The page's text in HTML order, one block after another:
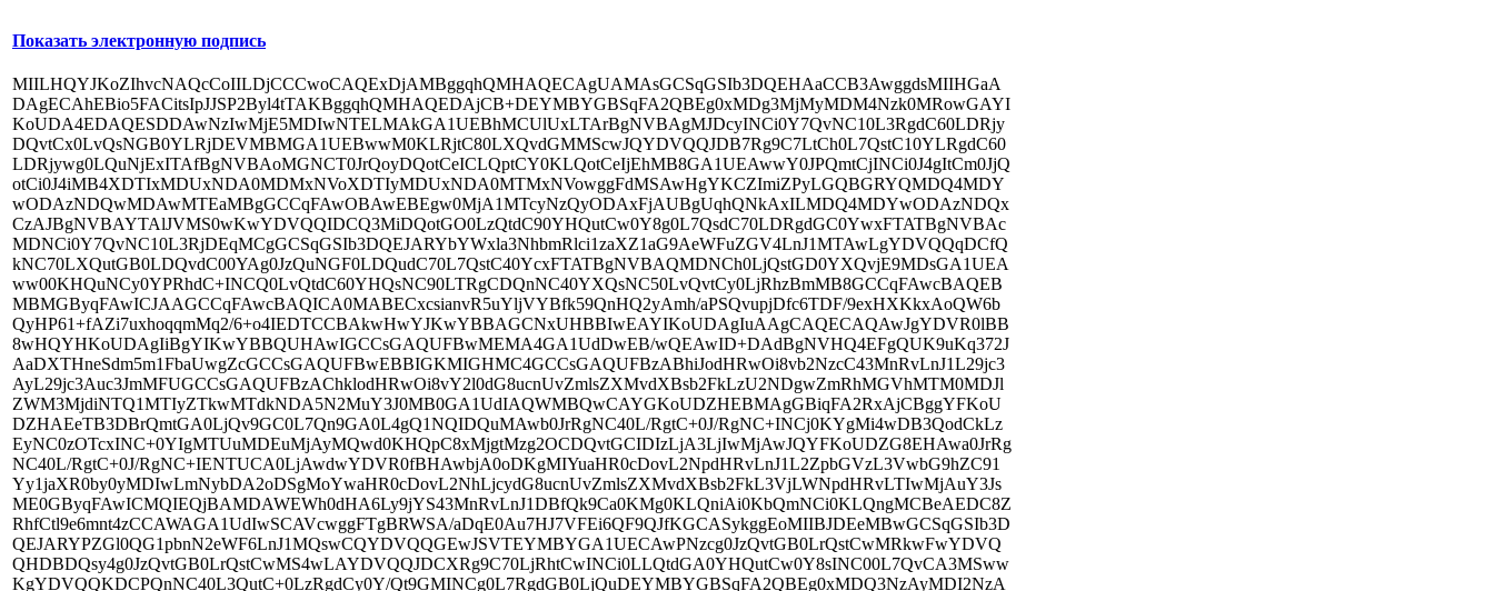
Показать электронную подпись
MIILHQYJKoZIhvcNAQcCoIILDjCCCwoCAQExDjAMBggqhQMHAQECAgUAMAsGCSqGSIb3DQEHAaCCB3AwggdsMIIHGaA
DAgECAhEBio5FACitsIpJJSP2Byl4tTAKBggqhQMHAQEDAjCB+DEYMBYGBSqFA2QBEg0xMDg3MjMyMDM4Nzk0MRowGAYI
KoUDA4EDAQESDDAwNzIwMjE5MDIwNTELMAkGA1UEBhMCUlUxLTArBgNVBAgMJDcyINCi0Y7QvNC10L3RgdC60LDRjy
DQvtCx0LvQsNGB0YLRjDEVMBMGA1UEBwwM0KLRjtC80LXQvdGMMScwJQYDVQQJDB7Rg9C7LtCh0L7QstC10YLRgdC60
LDRjywg0LQuNjExITAfBgNVBAoMGNCT0JrQoyDQotCeICLQptCY0KLQotCeIjEhMB8GA1UEAwwY0JPQmtCjINCi0J4gItCm0JjQ
otCi0J4iMB4XDTIxMDUxNDA0MDMxNVoXDTIyMDUxNDA0MTMxNVowggFdMSAwHgYKCZImiZPyLGQBGRYQMDQ4MDY
wODAzNDQwMDAwMTEaMBgGCCqFAwOBAwEBEgw0MjA1MTcyNzQyODAxFjAUBgUqhQNkAxILMDQ4MDYwODAzNDQx
CzAJBgNVBAYTAlJVMS0wKwYDVQQIDCQ3MiDQotGO0LzQtdC90YHQutCw0Y8g0L7QsdC70LDRgdGC0YwxFTATBgNVBAc
MDNCi0Y7QvNC10L3RjDEqMCgGCSqGSIb3DQEJARYbYWxla3NhbmRlci1zaXZ1aG9AeWFuZGV4LnJ1MTAwLgYDVQQqDCfQ
kNC70LXQutGB0LDQvdC00YAg0JzQuNGF0LDQudC70L7QstC40YcxFTATBgNVBAQMDNCh0LjQstGD0YXQvjE9MDsGA1UEA
ww00KHQuNCy0YPRhdC+INCQ0LvQtdC60YHQsNC90LTRgCDQnNC40YXQsNC50LvQvtCy0LjRhzBmMB8GCCqFAwcBAQEB
MBMGByqFAwICJAAGCCqFAwcBAQICA0MABECxcsianvR5uYljVYBfk59QnHQ2yAmh/aPSQvupjDfc6TDF/9exHXKkxAoQW6b
QyHP61+fAZi7uxhoqqmMq2/6+o4IEDTCCBAkwHwYJKwYBBAGCNxUHBBIwEAYIKoUDAgIuAAgCAQECAQAwJgYDVR0lBB
8wHQYHKoUDAgIiBgYIKwYBBQUHAwIGCCsGAQUFBwMEMA4GA1UdDwEB/wQEAwID+DAdBgNVHQ4EFgQUK9uKq372J
AaDXTHneSdm5m1FbaUwgZcGCCsGAQUFBwEBBIGKMIGHMC4GCCsGAQUFBzABhiJodHRwOi8vb2NzcC43MnRvLnJ1L29jc3
AyL29jc3Auc3JmMFUGCCsGAQUFBzAChklodHRwOi8vY2l0dG8ucnUvZmlsZXMvdXBsb2FkLzU2NDgwZmRhMGVhMTM0MDJl
ZWM3MjdiNTQ1MTIyZTkwMTdkNDA5N2MuY3J0MB0GA1UdIAQWMBQwCAYGKoUDZHEBMAgGBiqFA2RxAjCBggYFKoU
DZHAEeTB3DBrQmtGA0LjQv9GC0L7Qn9GA0L4gQ1NQIDQuMAwb0JrRgNC40L/RgtC+0J/RgNC+INCj0KYgMi4wDB3QodCkLz
EyNC0zOTcxINC+0YIgMTUuMDEuMjAyMQwd0KHQpC8xMjgtMzg2OCDQvtGCIDIzLjA3LjIwMjAwJQYFKoUDZG8EHAwa0JrRg
NC40L/RgtC+0J/RgNC+IENTUCA0LjAwdwYDVR0fBHAwbjA0oDKgMIYuaHR0cDovL2NpdHRvLnJ1L2ZpbGVzL3VwbG9hZC91
Yy1jaXR0by0yMDIwLmNybDA2oDSgMoYwaHR0cDovL2NhLjcydG8ucnUvZmlsZXMvdXBsb2FkL3VjLWNpdHRvLTIwMjAuY3Js
ME0GByqFAwICMQIEQjBAMDAWEWh0dHA6Ly9jYS43MnRvLnJ1DBfQk9Ca0KMg0KLQniAi0KbQmNCi0KLQngMCBeAEDC8Z
RhfCtl9e6mnt4zCCAWAGA1UdIwSCAVcwggFTgBRWSA/aDqE0Au7HJ7VFEi6QF9QJfKGCASykggEoMIIBJDEeMBwGCSqGSIb3D
QEJARYPZGl0QG1pbnN2eWF6LnJ1MQswCQYDVQQGEwJSVTEYMBYGA1UECAwPNzcg0JzQvtGB0LrQstCwMRkwFwYDVQ
QHDBDQsy4g0JzQvtGB0LrQstCwMS4wLAYDVQQJDCXRg9C70LjRhtCwINCi0LLQtdGA0YHQutCw0Y8sINC00L7QvCA3MSww
KgYDVQQKDCPQnNC40L3QutC+0LzRgdCy0Y/Qt9GMINCg0L7RgdGB0LjQuDEYMBYGBSqFA2QBEg0xMDQ3NzAyMDI2NzA